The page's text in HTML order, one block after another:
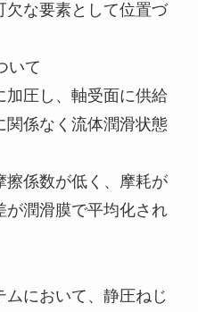
欠な要素として位置づ
いて
圧し、軸受面に供給
係なく流体潤滑状態
擦係数が低く、摩耗が
が潤滑膜で平均化され
において、静圧ねじ